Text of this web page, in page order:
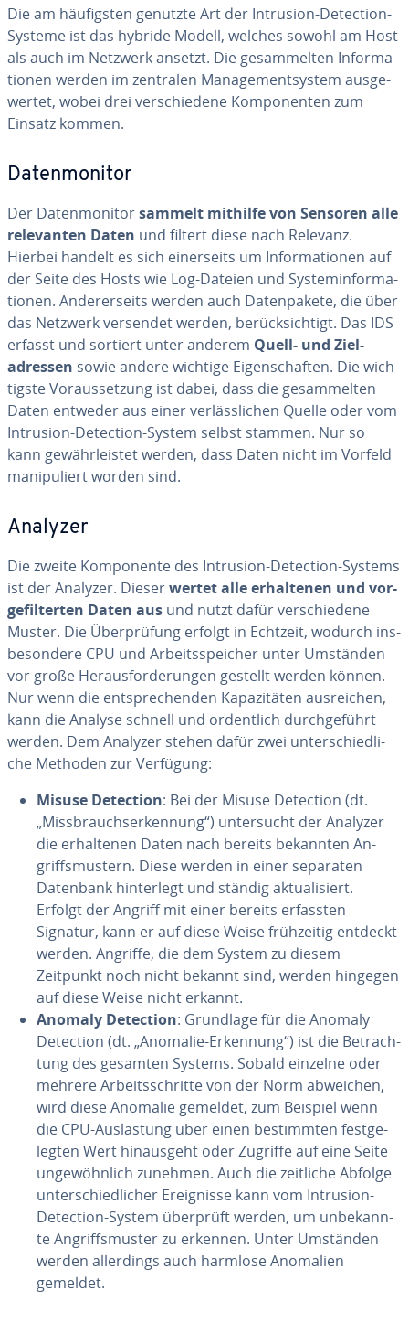
Die am häu­figs­ten genutzte Art der Intrusion-Detection-
Systeme ist das hybride Modell, welches sowohl am Host
als auch im Netzwerk ansetzt. Die ge­sam­mel­ten In­for­ma­
tio­nen werden im zentralen Ma­nage­ment­sys­tem aus­ge­
wer­tet, wobei drei ver­schie­de­ne Kom­po­nen­ten zum
Einsatz kommen.
Da­ten­mo­ni­tor
Der Da­ten­mo­ni­torsammelt mithilfe von Sensoren alle
re­le­van­ten Daten und filtert diese nach Relevanz.
Hierbei handelt es sich ei­ner­seits um In­for­ma­tio­nen auf
der Seite des Hosts wie Log-Dateien und Sys­tem­in­for­ma­
tio­nen. An­de­rer­seits werden auch Da­ten­pa­ke­te, die über
das Netzwerk versendet werden, be­rück­sich­tigt. Das IDS
erfasst und sortiert unter anderem Quell- und Ziel­
adres­sen sowie andere wichtige Ei­gen­schaf­ten. Die wich­
tigs­te Vor­aus­set­zung ist dabei, dass die ge­sam­mel­ten
Daten entweder aus einer ver­läss­li­chen Quelle oder vom
Intrusion-Detection-System selbst stammen. Nur so
kann ge­währ­leis­tet werden, dass Daten nicht im Vorfeld
ma­ni­pu­liert worden sind.
Analyzer
Die zweite Kom­po­nen­te des Intrusion-Detection-Systems
ist der Analyzer. Dieserwertet alle er­hal­te­nen und vor­
ge­fil­ter­ten Daten aus und nutzt dafür ver­schie­de­ne
Muster. Die Über­prü­fung erfolgt in Echtzeit, wodurch ins­
be­son­de­re CPU und Ar­beits­spei­cher unter Umständen
vor große Her­aus­for­de­run­gen gestellt werden können.
Nur wenn die ent­spre­chen­den Ka­pa­zi­tä­ten aus­rei­chen,
kann die Analyse schnell und or­dent­lich durch­ge­führt
werden. Dem Analyzer stehen dafür zwei un­ter­schied­li­
che Methoden zur Verfügung:
Misuse Detection: Bei der Misuse Detection (dt.
„Miss­brauch­ser­ken­nung“) un­ter­sucht der Analyzer
die er­hal­te­nen Daten nach bereits bekannten An­
griffs­mus­tern. Diese werden in einer separaten
Datenbank hin­ter­legt und ständig ak­tua­li­siert.
Erfolgt der Angriff mit einer bereits erfassten
Signatur, kann er auf diese Weise früh­zei­tig entdeckt
werden. Angriffe, die dem System zu diesem
Zeitpunkt noch nicht bekannt sind, werden hingegen
auf diese Weise nicht erkannt.
Anomaly Detection: Grundlage für die Anomaly
Detection (dt. „Anomalie-Erkennung“) ist die Be­trach­
tung des gesamten Systems. Sobald einzelne oder
mehrere Ar­beits­schrit­te von der Norm abweichen,
wird diese Anomalie gemeldet, zum Beispiel wenn
die CPU-Aus­las­tung über einen be­stimm­ten fest­ge­
leg­ten Wert hin­aus­geht oder Zugriffe auf eine Seite
un­ge­wöhn­lich zunehmen. Auch die zeitliche Abfolge
un­ter­schied­li­cher Er­eig­nis­se kann vom Intrusion-
Detection-System überprüft werden, um un­be­kann­
te An­griffs­mus­ter zu erkennen. Unter Umständen
werden al­ler­dings auch harmlose Anomalien
gemeldet.